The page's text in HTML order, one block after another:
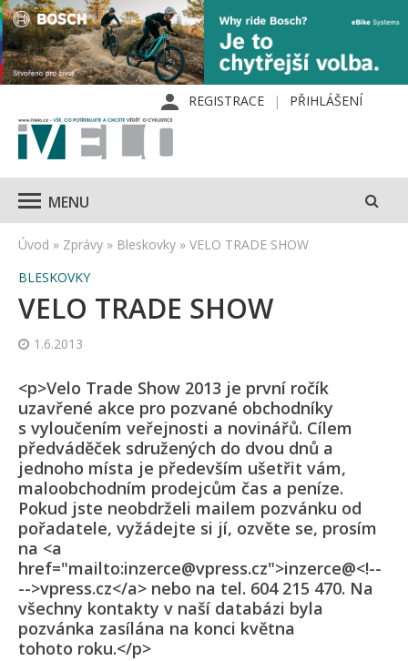
REGISTRACE PŘIHLÁŠENÍ
MENU
Úvod » Zprávy » Bleskovky » VELO TRADE SHOW
BLESKOVKY
VELO TRADE SHOW
1.6.2013
<p>Velo Trade Show 2013 je první ročík
uzavřené akce pro pozvané obchodníky
s vyloučením veřejnosti a novinářů. Cílem
předváděček sdružených do dvou dnů a
jednoho místa je především ušetřit vám,
maloobchodním prodejcům čas a peníze.
Pokud jste neobdrželi mailem pozvánku od
pořadatele, vyžádejte si jí, ozvěte se, prosím
na <a
href="mailto:inzerce@vpress.cz">inzerce@<!--
-->vpress.cz</a> nebo na tel. 604 215 470. Na
všechny kontakty v naší databázi byla
pozvánka zasílána na konci května
tohoto roku.</p>